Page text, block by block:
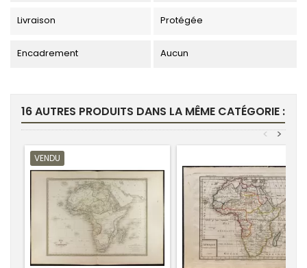
Livraison Protégée
Encadrement Aucun
16 AUTRES PRODUITS DANS LA MÊME CATÉGORIE :
>
<
VENDU